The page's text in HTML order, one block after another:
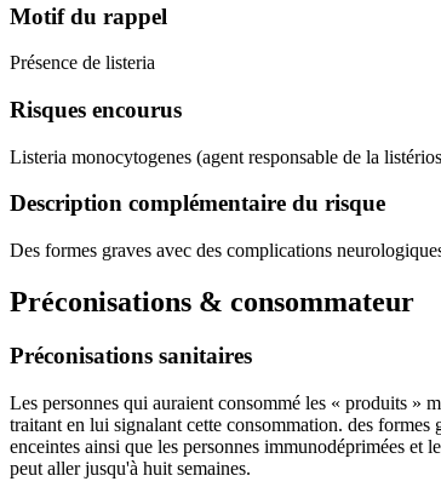
Motif du rappel
Présence de listeria
Risques encourus
Listeria monocytogenes (agent responsable de la
Description complémentaire du risque
Des formes graves avec des complications
Préconisations & consommateur
Préconisations sanitaires
Les personnes qui auraient consommé les « produits »
traitant en lui signalant cette consommation. des
enceintes ainsi que les personnes immunodéprimées et
peut aller jusqu'à huit semaines.